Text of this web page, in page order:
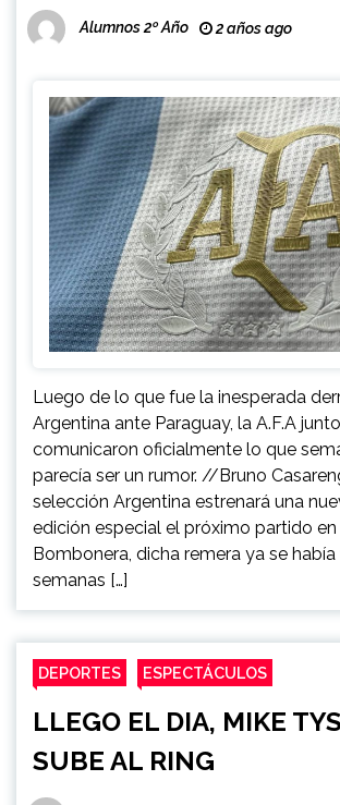
Alumnos 2º Año 2 años ago
Luego de lo que fue la inesperada
Argentina ante Paraguay, la A.F.A
comunicaron oficialmente lo que
parecía ser un rumor. //Bruno
selección Argentina estrenará una
edición especial el próximo partido en
Bombonera, dicha remera ya se
semanas […]
DEPORTES ESPECTÁCULOS
LLEGO EL DIA, MIKE
SUBE AL RING